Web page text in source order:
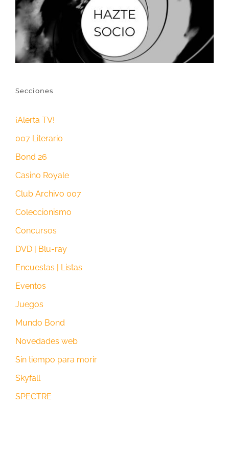
Secciones
¡Alerta TV!
007 Literario
Bond 26
Casino Royale
Club Archivo 007
Coleccionismo
Concursos
DVD | Blu-ray
Encuestas | Listas
Eventos
Juegos
Mundo Bond
Novedades web
Sin tiempo para morir
Skyfall
SPECTRE